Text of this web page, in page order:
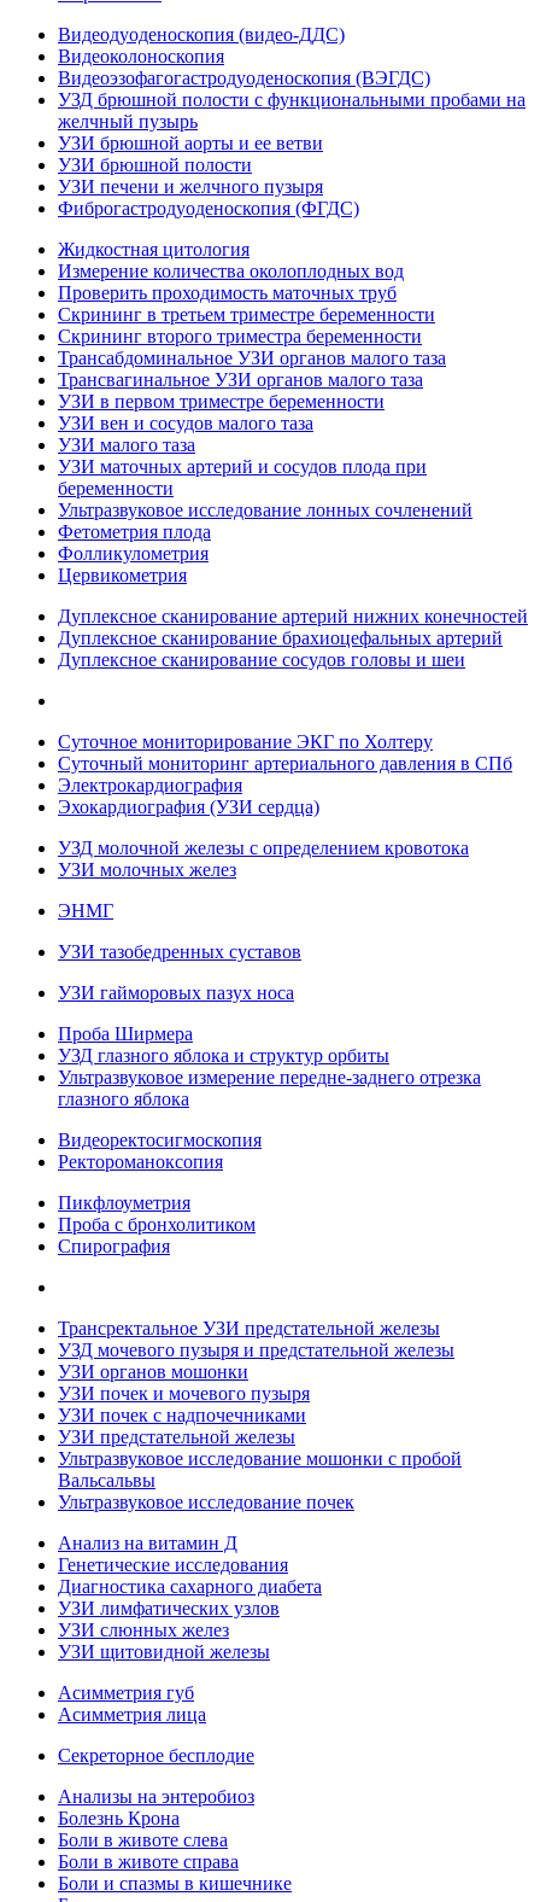
Видеодуоденоскопия (видео-ДДС)
Видеоколоноскопия
Видеоэзофагогастродуоденоскопия (ВЭГДС)
УЗД брюшной полости с функциональными пробами на
желчный пузырь
УЗИ брюшной аорты и ее ветви
УЗИ брюшной полости
УЗИ печени и желчного пузыря
Фиброгастродуоденоскопия (ФГДС)
Жидкостная цитология
Измерение количества околоплодных вод
Проверить проходимость маточных труб
Скрининг в третьем триместре беременности
Скрининг второго триместра беременности
Трансабдоминальное УЗИ органов малого таза
Трансвагинальное УЗИ органов малого таза
УЗИ в первом триместре беременности
УЗИ вен и сосудов малого таза
УЗИ малого таза
УЗИ маточных артерий и сосудов плода при
беременности
Ультразвуковое исследование лонных сочленений
Фетометрия плода
Фолликулометрия
Цервикометрия
Дуплексное сканирование артерий нижних конечностей
Дуплексное сканирование брахиоцефальных артерий
Дуплексное сканирование сосудов головы и шеи
Суточное мониторирование ЭКГ по Холтеру
Суточный мониторинг артериального давления в СПб
Электрокардиография
Эхокардиография (УЗИ сердца)
УЗД молочной железы с определением кровотока
УЗИ молочных желез
ЭНМГ
УЗИ тазобедренных суставов
УЗИ гайморовых пазух носа
Проба Ширмера
УЗД глазного яблока и структур орбиты
Ультразвуковое измерение передне-заднего отрезка
глазного яблока
Видеоректосигмоскопия
Ректороманоксопия
Пикфлоуметрия
Проба с бронхолитиком
Спирография
Трансректальное УЗИ предстательной железы
УЗД мочевого пузыря и предстательной железы
УЗИ органов мошонки
УЗИ почек и мочевого пузыря
УЗИ почек с надпочечниками
УЗИ предстательной железы
Ультразвуковое исследование мошонки с пробой
Вальсальвы
Ультразвуковое исследование почек
Анализ на витамин Д
Генетические исследования
Диагностика сахарного диабета
УЗИ лимфатических узлов
УЗИ слюнных желез
УЗИ щитовидной железы
Асимметрия губ
Асимметрия лица
Секреторное бесплодие
Анализы на энтеробиоз
Болезнь Крона
Боли в животе слева
Боли в животе справа
Боли и спазмы в кишечнике